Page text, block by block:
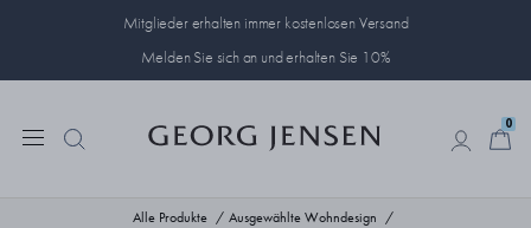
Mitglieder erhalten immer kostenlosen Versand
Melden Sie sich an und erhalten Sie 10%
0
Alle Produkte Ausgewählte Wohndesign